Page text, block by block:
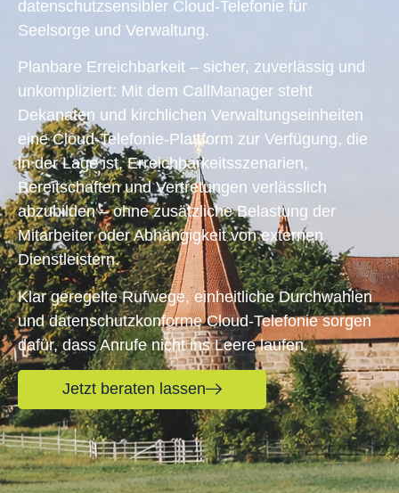
datenschutzsensibler Cloud-Telefonie für
Seelsorge und Verwaltung.
Planbare Erreichbarkeit – sicher, zuverlässig und
unkompliziert: Mit dem CallManager steht
Dekanaten und kirchlichen Verwaltungseinheiten
eine Cloud-Telefonie-Plattform zur Verfügung, die
in der Lage ist, Erreichbarkeitsszenarien,
Bereitschaften und Vertretungen verlässlich
abzubilden – ohne zusätzliche Belastung der
Mitarbeiter oder Abhängigkeit von externen
Dienstleistern.
Klar geregelte Rufwege, einheitliche Durchwahlen
und datenschutzkonforme Cloud-Telefonie sorgen
dafür, dass Anrufe nicht ins Leere laufen.
Jetzt beraten lassen